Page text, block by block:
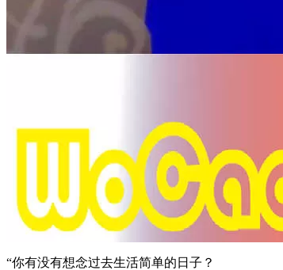
“你有没有想念过去生活简单的日子？